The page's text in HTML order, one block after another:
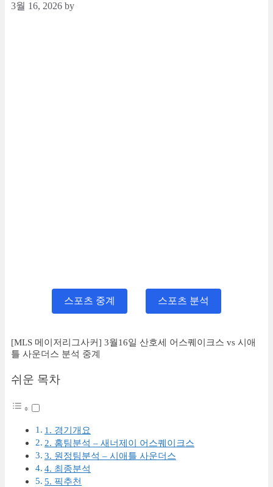
3월 16, 2026 by
스포츠 중계 스포츠 분석
[MLS 메이저리그사커] 3월16일 산호세 어스퀘이크스 vs 시애
틀 사운더스 분석 중계
쉬운 목차
1. 경기개요
2. 홈팀분석 – 새너제이 어스퀘이크스
3. 원정팀분석 – 시애틀 사운더스
4. 최종분석
5. 픽추천